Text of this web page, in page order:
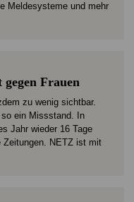
Meldesysteme und mehr
gegen Frauen
zu wenig sichtbar.
ein Missstand. In
Jahr wieder 16 Tage
Zeitungen. NETZ ist mit